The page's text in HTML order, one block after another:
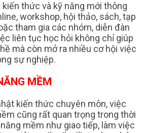
thức và kỹ năng mới thông
workshop, hội thảo, sách, tạp
tham gia các nhóm, diễn đàn
liên tục học hỏi không chỉ giúp
mà còn mở ra nhiều cơ hội việc
sự nghiệp.
MỀM
kiến thức chuyên môn, việc
cũng rất quan trọng trong thời
mềm như giao tiếp, làm việc